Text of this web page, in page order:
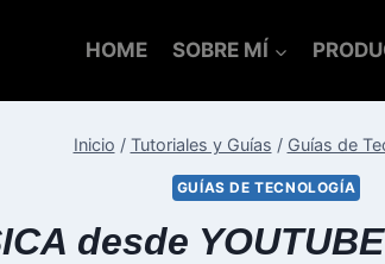
HOME SOBRE MÍ
Inicio / Tutoriales y Guías / Guías de
GUÍAS DE TECNOLOGÍA
desde